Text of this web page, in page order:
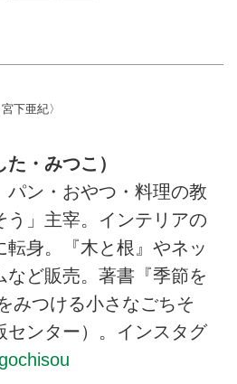
下亜紀〉
・みつこ）
パン・おやつ・料理の教
う」主宰。インテリアの
身。『木と根』やネッ
など販売。著書『季節を
みつける小さなごちそ
センター）。インスタグ